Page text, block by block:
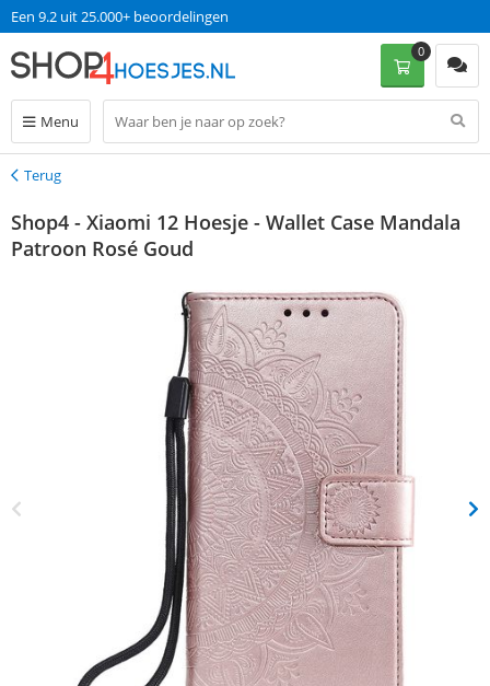
Een 9.2 uit 25.000+ beoordelingen
Menu
0
Terug
Terug
Shop4 - Xiaomi 12 Hoesje - Wallet Case Mandala
Patroon Rosé Goud